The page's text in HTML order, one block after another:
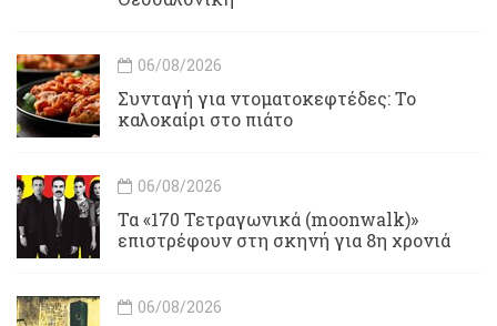
06/08/2026
Συνταγή για ντοματοκεφτέδες: Το
καλοκαίρι στο πιάτο
06/08/2026
Τα «170 Τετραγωνικά (moonwalk)»
επιστρέφουν στη σκηνή για 8η χρονιά
06/08/2026